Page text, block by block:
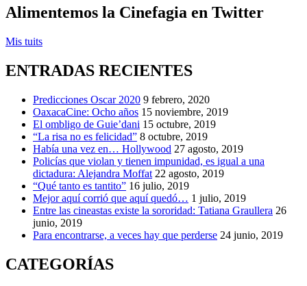
Alimentemos la Cinefagia en Twitter
Mis tuits
ENTRADAS RECIENTES
Predicciones Oscar 2020 9 febrero, 2020
OaxacaCine: Ocho años 15 noviembre, 2019
El ombligo de Guie’dani 15 octubre, 2019
“La risa no es felicidad” 8 octubre, 2019
Había una vez en… Hollywood 27 agosto, 2019
Policías que violan y tienen impunidad, es igual a una
dictadura: Alejandra Moffat 22 agosto, 2019
“Qué tanto es tantito” 16 julio, 2019
Mejor aquí corrió que aquí quedó… 1 julio, 2019
Entre las cineastas existe la sororidad: Tatiana Graullera 26
junio, 2019
Para encontrarse, a veces hay que perderse 24 junio, 2019
CATEGORÍAS